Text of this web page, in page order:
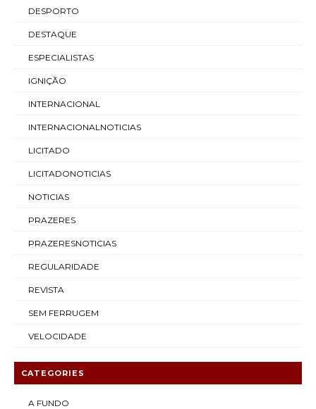
DESPORTO
DESTAQUE
ESPECIALISTAS
IGNIÇÃO
INTERNACIONAL
INTERNACIONALNOTICIAS
LICITADO
LICITADONOTICIAS
NOTICIAS
PRAZERES
PRAZERESNOTICIAS
REGULARIDADE
REVISTA
SEM FERRUGEM
VELOCIDADE
CATEGORIES
A FUNDO